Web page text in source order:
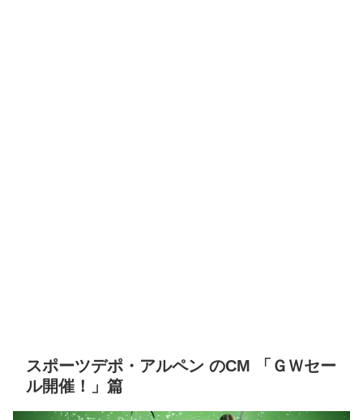
スポーツデポ・アルペン のCM 「ＧＷセー
ル開催！」篇